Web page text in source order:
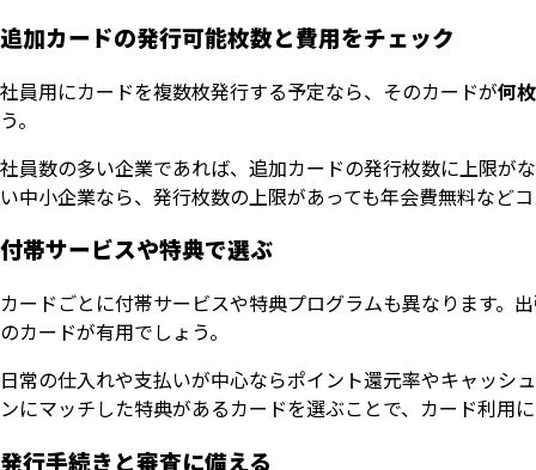
追加カードの発行可能枚数と費用をチェック
社員用にカードを複数枚発行する予定なら、そのカードが何
う。
社員数の多い企業であれば、追加カードの発行枚数に上限が
い中小企業なら、発行枚数の上限があっても年会費無料など
付帯サービスや特典で選ぶ
カードごとに付帯サービスや特典プログラムも異なります。
のカードが有用でしょう。
日常の仕入れや支払いが中心ならポイント還元率やキャッシ
ンにマッチした特典があるカードを選ぶことで、カード利用
発行手続きと審査に備える